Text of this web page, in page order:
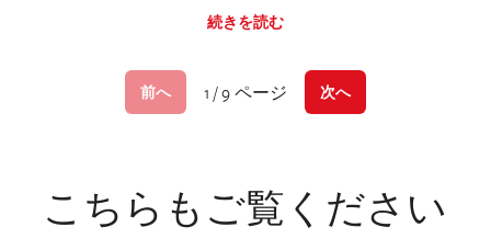
続きを読む
前へ 1 / 9 ページ 次へ
こちらもご覧ください